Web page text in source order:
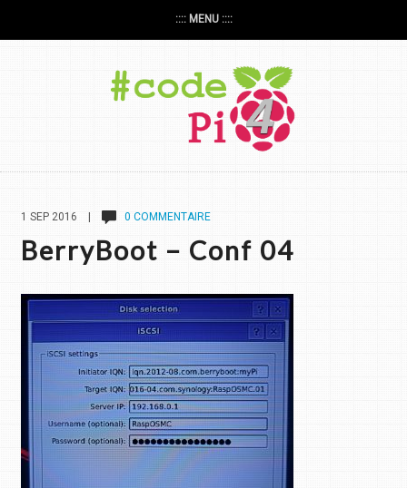
:::: MENU ::::
1 SEP 2016 | 0 COMMENTAIRE
BerryBoot – Conf 04